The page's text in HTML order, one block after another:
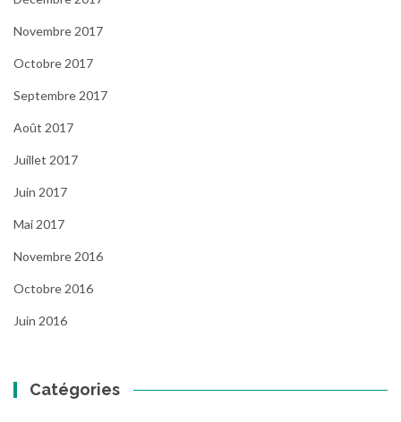
Novembre 2017
Octobre 2017
Septembre 2017
Août 2017
Juillet 2017
Juin 2017
Mai 2017
Novembre 2016
Octobre 2016
Juin 2016
Catégories